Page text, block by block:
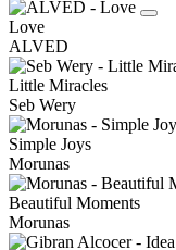
Love
ALVED
Little Miracles
Seb Wery
Simple Joys
Morunas
Beautiful Moments
Morunas